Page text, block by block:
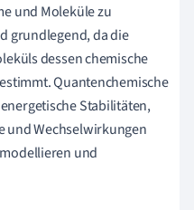
und Moleküle zu
grundlegend, da die
dessen chemische
Quantenchemische
Stabilitäten,
und Wechselwirkungen
und